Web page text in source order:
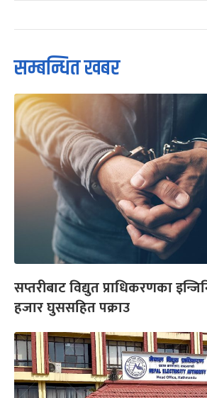
सम्बन्धित खबर
सप्तरीबाट विद्युत प्राधिकरणका
हजार घुससहित पक्राउ